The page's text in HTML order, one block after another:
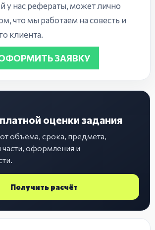
у нас рефераты, может лично
что мы работаем на совесть и
клиента.
ЗАЯВКУ
оценки задания
объёма, срока, предмета,
части, оформления и
Получить расчёт